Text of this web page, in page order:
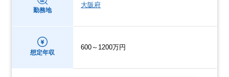
勤務地
大阪府
想定年収
600～1200万円